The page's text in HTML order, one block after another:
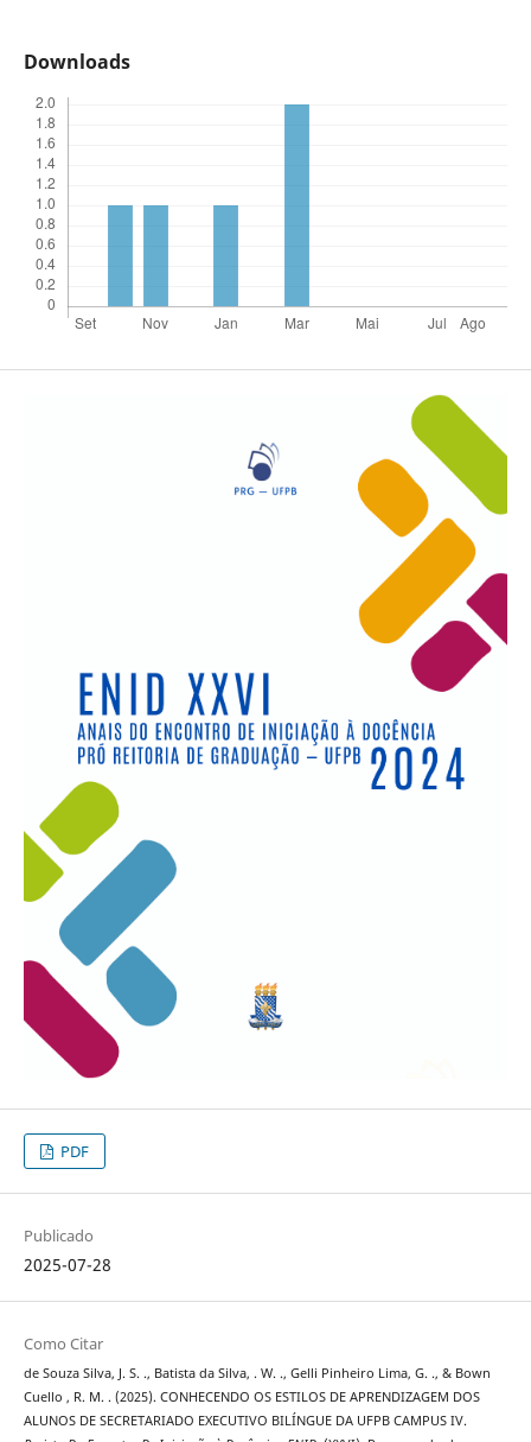
Downloads
PDF
Publicado
2025-07-28
Como Citar
de Souza Silva, J. S. ., Batista da Silva, . W. ., Gelli Pinheiro Lima, G. ., & Bown
Cuello , R. M. . (2025). CONHECENDO OS ESTILOS DE APRENDIZAGEM DOS
ALUNOS DE SECRETARIADO EXECUTIVO BILÍNGUE DA UFPB CAMPUS IV.